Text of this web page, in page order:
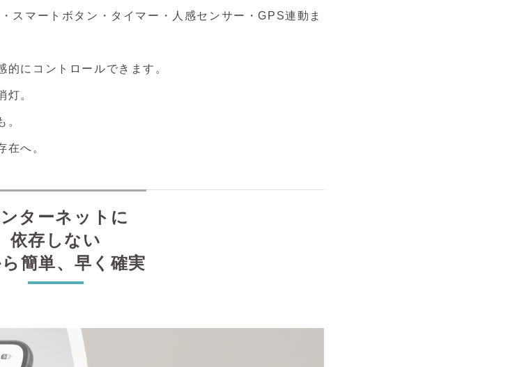
スマートボタン・タイマー・人感センサー・GPS連動ま
的にコントロールできます。
灯。
。
在へ。
ターネットに
依存しない
簡単、早く確実